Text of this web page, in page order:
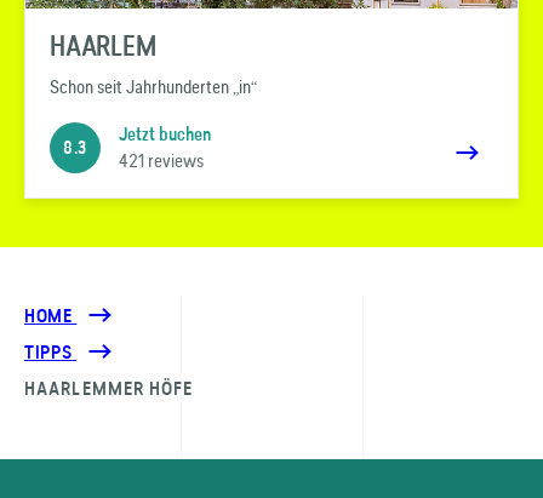
HAARLEM
Schon seit Jahrhunderten „in“
8.3
Jetzt buchen
421 reviews
HOME
TIPPS
HAARLEMMER HÖFE